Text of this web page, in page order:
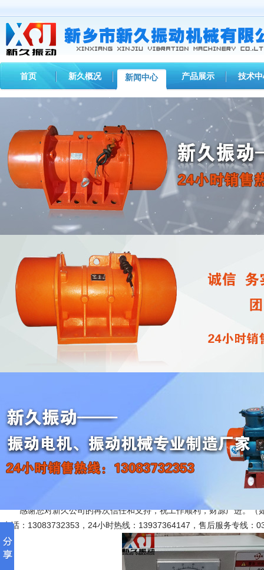
首页 新久概况 新闻中心 产品展示 技术
您现在的位置： >新闻中心>新久动态
【通知】桂阳电磁仓壁振动器控制箱XKZ-
梁经理查收
作者： 2026/5/9点击
仓壁振动器
控制箱XKZ-50G3，已通过中
其它费用已付清。预计三日左右到达，请注意查收。使用前请详细阅读
感谢您对新久公司的再次信任和支持，祝工作顺利，财源广进。（
电话：13083732353，24小时热线：13937364147，售后服务专线：